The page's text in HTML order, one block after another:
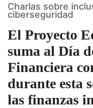
El Proyecto
suma al Día
Financiera
durante esta
las finanzas
Charlas sobre
ciberseguridad